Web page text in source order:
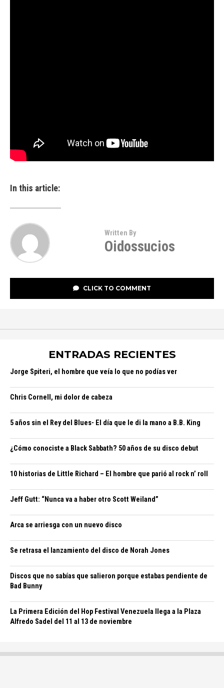
In this article:
Written By
Oidossucios
CLICK TO COMMENT
ENTRADAS RECIENTES
Jorge Spiteri, el hombre que veía lo que no podías ver
Chris Cornell, mi dolor de cabeza
5 años sin el Rey del Blues- El día que le di la mano a B.B. King
¿Cómo conociste a Black Sabbath? 50 años de su disco debut
10 historias de Little Richard – El hombre que parió al rock n’ roll
Jeff Gutt: “Nunca va a haber otro Scott Weiland”
Arca se arriesga con un nuevo disco
Se retrasa el lanzamiento del disco de Norah Jones
Discos que no sabías que salieron porque estabas pendiente de
Bad Bunny
La Primera Edición del Hop Festival Venezuela llega a la Plaza
Alfredo Sadel del 11 al 13 de noviembre